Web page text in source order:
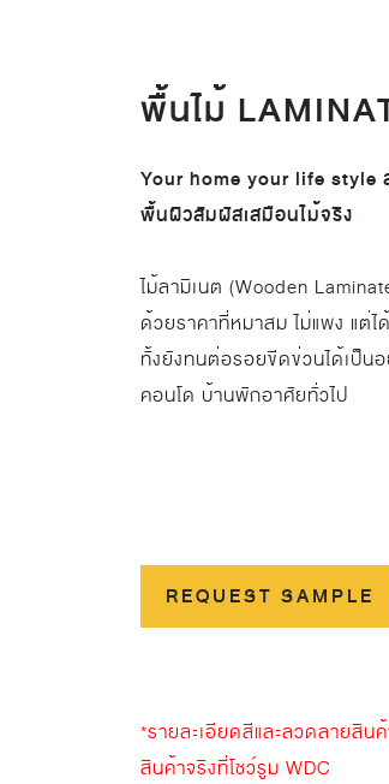
พื้นไม้
Your home your life
พื้นผิวสัมผัสเสมือนไม้จริง
ไม้ลามิเนต (Wooden
ด้วยราคาที่หมาสม ไม่แพง แต่
ทั้งยังทนต่อรอยขีดข่วนได้เป็น
คอนโด บ้านพักอาศัยทั่วไป
REQUEST SAMPLE
*รายละเอียดสีและลวดลายสิ
สินค้าจริงที่โชว์รูม WDC